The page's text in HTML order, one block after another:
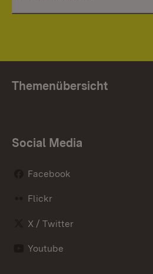
Themenübersicht
Social Media
Facebook
Flickr
X / Twitter
Youtube